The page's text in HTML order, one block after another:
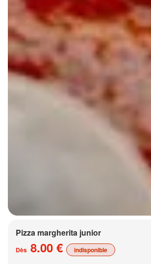
Pizza margherita junior
Dès 8.00 € indisponible